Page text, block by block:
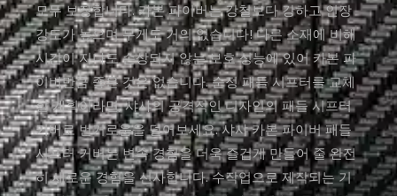
모두 보장합니다. 카본 파이버는 강철보다 강하고 인장
강도가 높으며 무게도 거의 없습니다! 다른 소재에 비해
시간이 지나도 손상되지 않는 보호 성능에 있어 카본 파
이버만큼 좋은 것은 없습니다. 순정 패들 시프터를 교체
할 계획이라면, 샤샤의 공격적인 디자인의 패들 시프터
커버로 번거로움을 덜어보세요. 샤샤 카본 파이버 패들
시프터 커버는 변속 경험을 더욱 즐겁게 만들어 줄 완전
히 새로운 경험을 선사합니다. 수작업으로 제작되는 기